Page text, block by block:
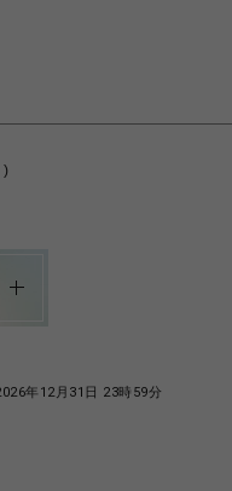
年12月31日 23時59分